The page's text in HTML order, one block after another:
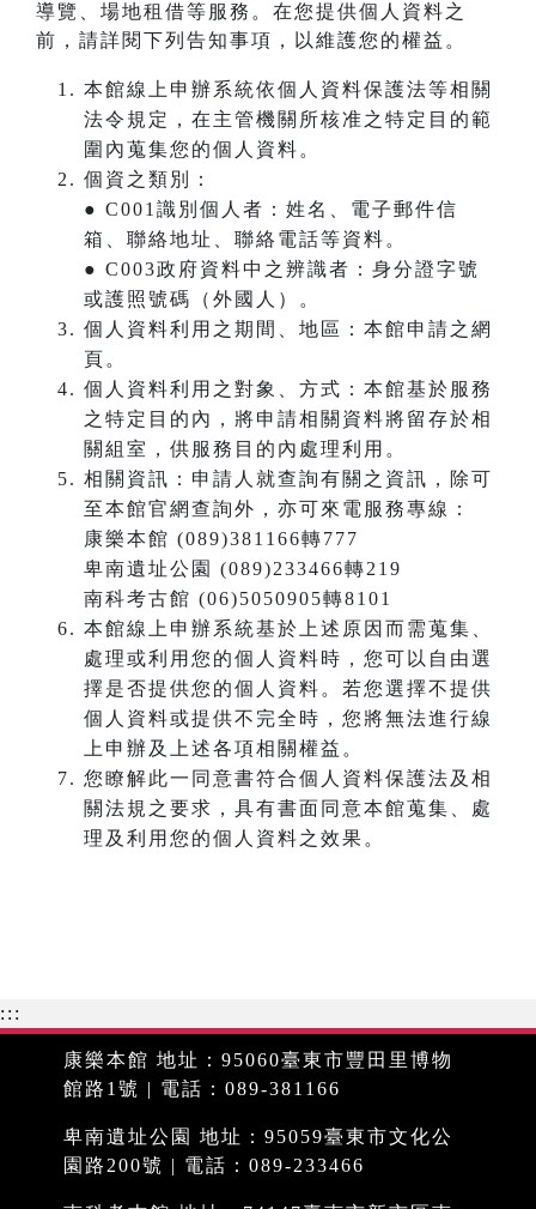
導覽、場地租借等服務。在您提供個人資料之
前，請詳閱下列告知事項，以維護您的權益。
本館線上申辦系統依個人資料保護法等相關
法令規定，在主管機關所核准之特定目的範
圍內蒐集您的個人資料。
個資之類別：
● C001識別個人者：姓名、電子郵件信
箱、聯絡地址、聯絡電話等資料。
● C003政府資料中之辨識者：身分證字號
或護照號碼（外國人）。
個人資料利用之期間、地區：本館申請之網
頁。
個人資料利用之對象、方式：本館基於服務
之特定目的內，將申請相關資料將留存於相
關組室，供服務目的內處理利用。
相關資訊：申請人就查詢有關之資訊，除可
至本館官網查詢外，亦可來電服務專線：
康樂本館 (089)381166轉777
卑南遺址公園 (089)233466轉219
南科考古館 (06)5050905轉8101
本館線上申辦系統基於上述原因而需蒐集、
處理或利用您的個人資料時，您可以自由選
擇是否提供您的個人資料。若您選擇不提供
個人資料或提供不完全時，您將無法進行線
上申辦及上述各項相關權益。
您瞭解此一同意書符合個人資料保護法及相
關法規之要求，具有書面同意本館蒐集、處
理及利用您的個人資料之效果。
:::
康樂本館 地址：95060臺東市豐田里博物
館路1號 | 電話：089-381166
卑南遺址公園 地址：95059臺東市文化公
園路200號 | 電話：089-233466